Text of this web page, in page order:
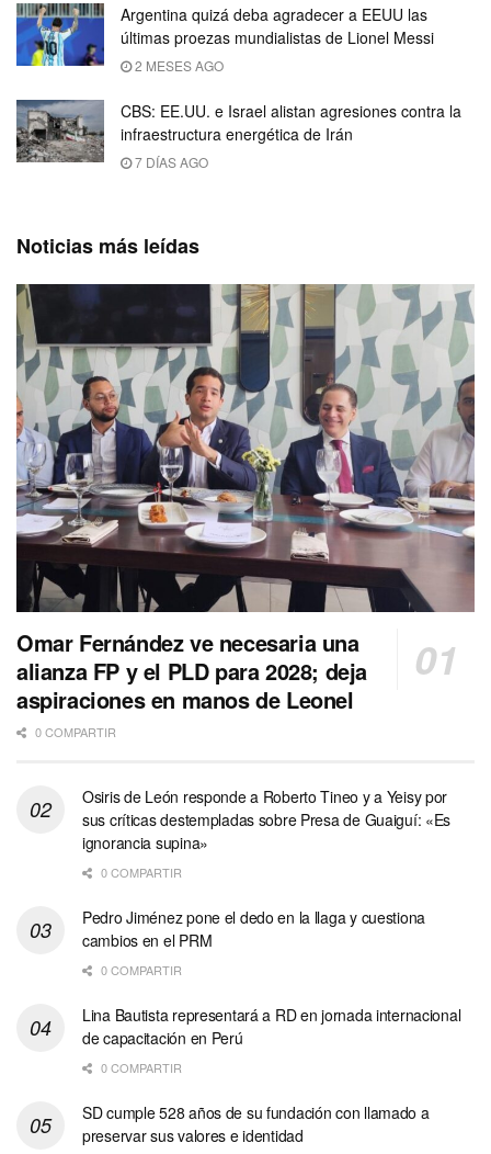
Argentina quizá deba agradecer a EEUU las
últimas proezas mundialistas de Lionel Messi
2 MESES AGO
CBS: EE.UU. e Israel alistan agresiones contra la
infraestructura energética de Irán
7 DÍAS AGO
Noticias más leídas
Omar Fernández ve necesaria una
alianza FP y el PLD para 2028; deja
aspiraciones en manos de Leonel
0 COMPARTIR
Osiris de León responde a Roberto Tineo y a Yeisy por
sus críticas destempladas sobre Presa de Guaiguí: «Es
ignorancia supina»
0 COMPARTIR
Pedro Jiménez pone el dedo en la llaga y cuestiona
cambios en el PRM
0 COMPARTIR
Lina Bautista representará a RD en jornada internacional
de capacitación en Perú
0 COMPARTIR
SD cumple 528 años de su fundación con llamado a
preservar sus valores e identidad